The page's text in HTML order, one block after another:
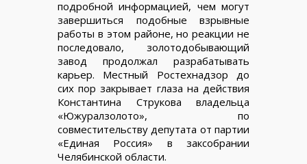
подробной информацией, чем могут
завершиться подобные взрывные
работы в этом районе, но реакции не
последовало, золотодобывающий
завод продолжал разрабатывать
карьер. Местный Ростехнадзор до
сих пор закрывает глаза на действия
Константина Струкова владельца
«Южуралзолото», по
совместительству депутата от партии
«Единая Россия» в заксобрании
Челябинской области.